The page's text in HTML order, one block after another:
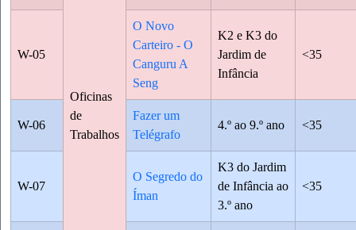
Oficinas
de
Trabalhos
W-05
O Novo
Carteiro - O
Canguru A
Seng
K2 e K3 do
Jardim de
Infância
<35
W-06
Fazer um
Telégrafo
4.º ao 9.º ano <35
W-07
O Segredo do
Íman
K3 do Jardim
de Infância ao
3.º ano
<35